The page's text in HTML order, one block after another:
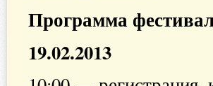
Программа
19.02.2013